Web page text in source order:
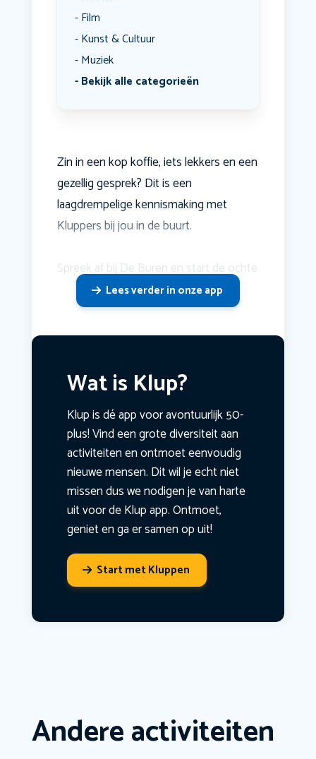
Film
Kunst & Cultuur
Muziek
Bekijk alle categorieën
Zin in een kop koffie, iets lekkers en een
gezellig gesprek? Dit is een
laagdrempelige kennismaking met
Kluppers bij jou in de buurt.
Spreek af bij De Buren en start de ochte
Lees verder in onze app
Wat is Klup?
Klup is dé app voor avontuurlijk 50-
plus! Vind een grote diversiteit aan
activiteiten en ontmoet eenvoudig
nieuwe mensen. Dit wil je echt niet
missen dus we nodigen je van harte
uit voor de Klup app. Ontmoet,
geniet en ga er samen op uit!
Start met Kluppen
Andere activiteiten